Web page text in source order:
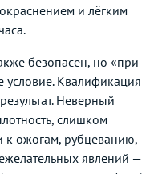
и лёгким
безопасен, но «при
условие. Квалификация
Неверный
слишком
к ожогам, рубцеванию,
явлений —